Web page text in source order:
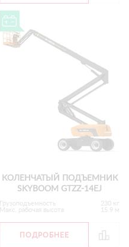
КОЛЕНЧАТЫЙ ПОДЪЕМНИК
SKYBOOM GTZZ-14EJ
Грузоподъемность
230 кг
Макс. рабочая высота
15.9 м
ПОДРОБНЕЕ